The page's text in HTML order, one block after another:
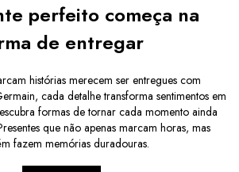
perfeito começa na
de entregar
histórias merecem ser entregues com
cada detalhe transforma sentimentos em
formas de tornar cada momento ainda
que não apenas marcam horas, mas
fazem memórias duradouras.